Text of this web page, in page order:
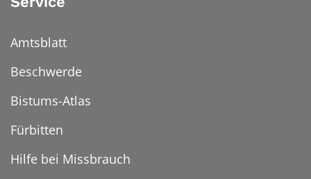
Amtsblatt
Beschwerde
Bistums-Atlas
Fürbitten
Hilfe bei Missbrauch